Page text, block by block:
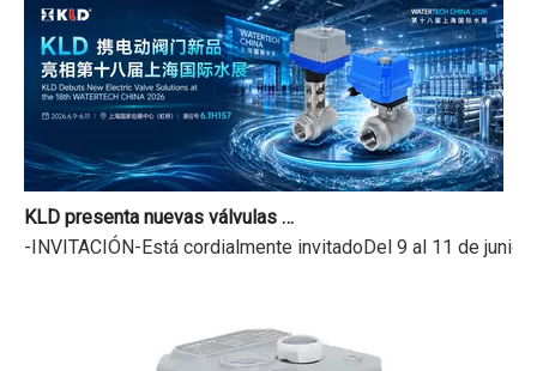
KLD presenta nuevas válvulas motorizadas en la 18.ª Exposición Internacional del Agua de Shanghai
-INVITACIÓN-Está cordialmente invitadoDel 9 al 11 de junio